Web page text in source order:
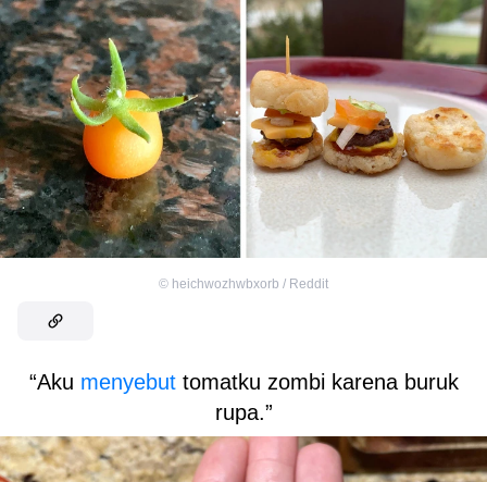
© heichwozhwbxorb / Reddit
“Aku menyebuttomatku zombi karena buruk
rupa.”